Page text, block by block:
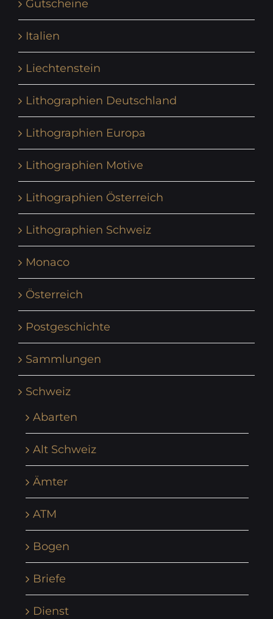
Gutscheine
Italien
Liechtenstein
Lithographien Deutschland
Lithographien Europa
Lithographien Motive
Lithographien Österreich
Lithographien Schweiz
Monaco
Österreich
Postgeschichte
Sammlungen
Schweiz
Abarten
Alt Schweiz
Ämter
ATM
Bogen
Briefe
Dienst